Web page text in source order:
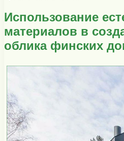
Использование
материалов в
облика финских